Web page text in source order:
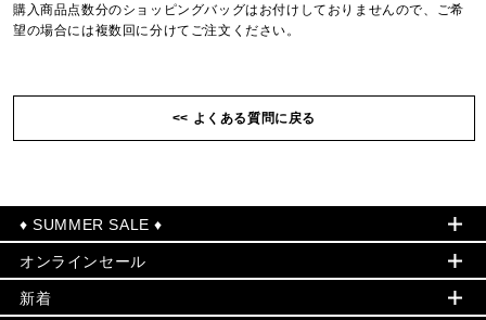
購入商品点数分のショッピングバッグはお付けしておりませんので、ご希
望の場合には複数回に分けてご注文ください。
<< よくある質問に戻る
♦ SUMMER SALE ♦
セールおすすめアイテム
▶ ウィメンズ
オンラインセール
PRODUCT OF THE MONTH - 今月の特別価格
新着